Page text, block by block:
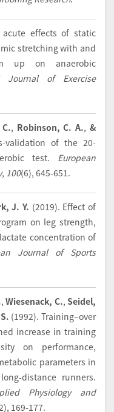
acute effects of static
stretching with and
up on anaerobic
Journal of Exercise
, Robinson, C. A.,&
validation of the 20-
test. European
, 100(6), 645-651.
J. Y. (2019). Effect of
on leg strength,
concentration of
Journal of Sports
, Wiesenack, C., Seidel,
(1992).Training–over
increase in training
on performance,
parameters in
distance runners.
Physiology and
169-177.